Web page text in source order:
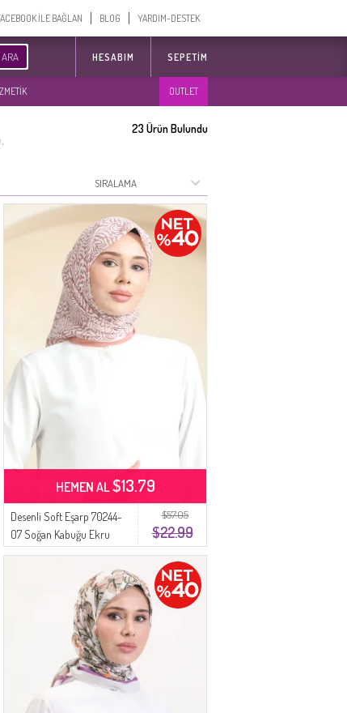
İLE BAĞLAN BLOG YARDIM-DESTEK
ARA HESABIM SEPETIM
OUTLET
23Ürün Bulundu
$57.05
$22.99
Desenli Soft Eşarp 70244-
07 Soğan Kabuğu Ekru
HEMEN AL$13.79